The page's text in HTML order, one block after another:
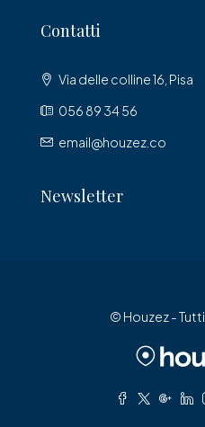
Contatti
Via delle colline 16, Pisa
056 89 34 56
email@houzez.co
Newsletter
© Houzez -